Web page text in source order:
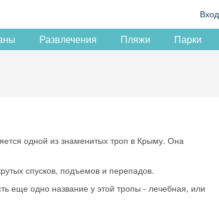
Вход
Развлечения Пляжи Парки
одной из знаменитых троп в Крыму. Она
спусков, подъемов и перепадов.
еще одно название у этой тропы - лечебная, или